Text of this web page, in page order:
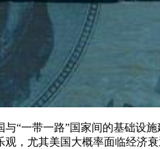
与“一带一路”国家间的基础设
观，尤其美国大概率面临经济